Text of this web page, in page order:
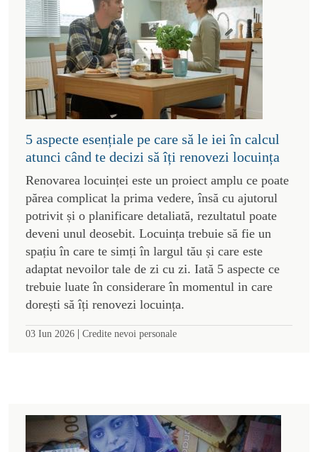
5 aspecte esențiale pe care să le iei în calcul
atunci când te decizi să îți renovezi locuința
Renovarea locuinței este un proiect amplu ce poate
părea complicat la prima vedere, însă cu ajutorul
potrivit și o planificare detaliată, rezultatul poate
deveni unul deosebit. Locuința trebuie să fie un
spațiu în care te simți în largul tău și care este
adaptat nevoilor tale de zi cu zi. Iată 5 aspecte ce
trebuie luate în considerare în momentul in care
dorești să îți renovezi locuința.
03 Iun 2026 | Credite nevoi personale